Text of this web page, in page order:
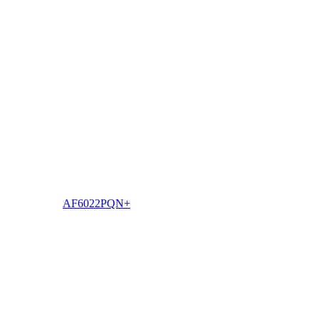
AF6022PQN+